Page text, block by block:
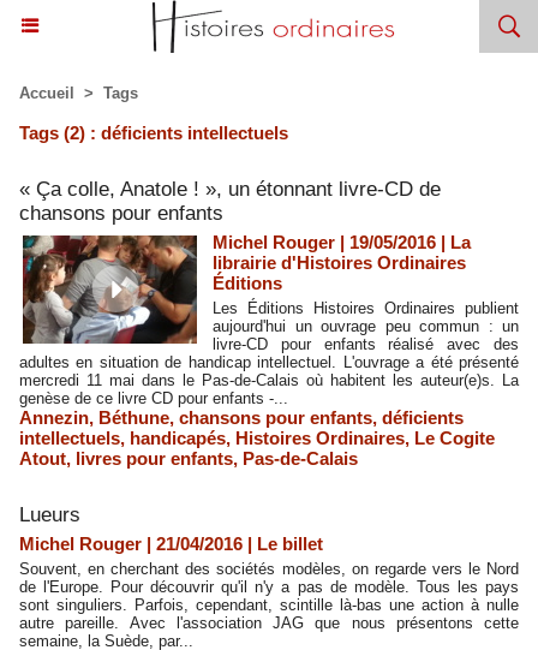
Accueil > Tags
Tags (2) : déficients intellectuels
« Ça colle, Anatole ! », un étonnant livre-CD de
chansons pour enfants
Michel Rouger | 19/05/2016 | La
librairie d'Histoires Ordinaires
Éditions
Les Éditions Histoires Ordinaires publient
aujourd'hui un ouvrage peu commun : un
livre-CD pour enfants réalisé avec des
adultes en situation de handicap intellectuel. L'ouvrage a été présenté
mercredi 11 mai dans le Pas-de-Calais où habitent les auteur(e)s. La
genèse de ce livre CD pour enfants -...
Annezin, Béthune, chansons pour enfants, déficients
intellectuels, handicapés, Histoires Ordinaires, Le Cogite
Atout, livres pour enfants, Pas-de-Calais
​Lueurs
Michel Rouger | 21/04/2016 | Le billet
Souvent, en cherchant des sociétés modèles, on regarde vers le Nord
de l'Europe. Pour découvrir qu'il n'y a pas de modèle. Tous les pays
sont singuliers. Parfois, cependant, scintille là-bas une action à nulle
autre pareille. Avec l'association JAG que nous présentons cette
semaine, la Suède, par...